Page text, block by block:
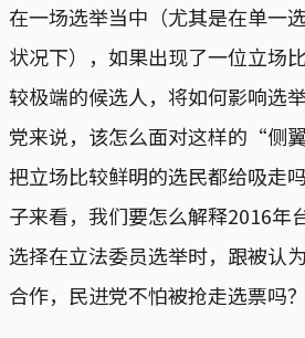
在一场选举当中（尤其是在单一
状况下），如果出现了一位立场
较极端的候选人，将如何影响选
党来说，该怎么面对这样的“侧
把立场比较鲜明的选民都给吸走
子来看，我们要怎么解释2016年
选择在立法委员选举时，跟被认
合作，民进党不怕被抢走选票吗？